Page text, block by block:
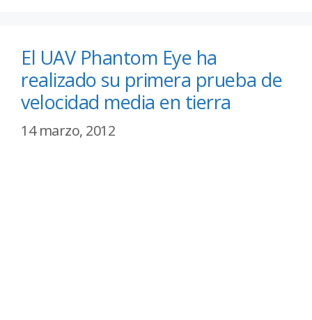
El UAV Phantom Eye ha
realizado su primera prueba de
velocidad media en tierra
14 marzo, 2012